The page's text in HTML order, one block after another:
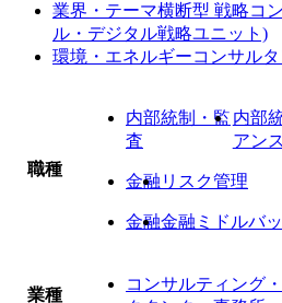
業界・テーマ横断型 戦略コ
ル・デジタル戦略ユニット)
環境・エネルギーコンサルタ
職種
内部統制・監
査
内部
アンス
金融 リスク管理
金融金融ミドルバ
業種
コンサルティング